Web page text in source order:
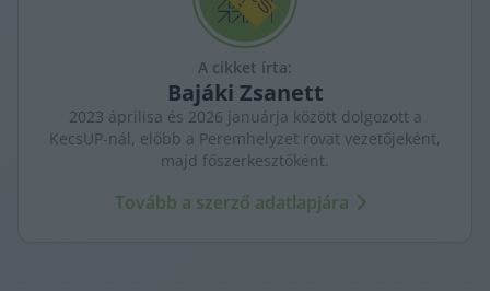
A cikket írta:
Bajáki Zsanett
2023 áprilisa és 2026 januárja között dolgozott a
KecsUP-nál, előbb a Peremhelyzet rovat vezetőjeként,
majd főszerkesztőként.
Tovább a szerző adatlapjára